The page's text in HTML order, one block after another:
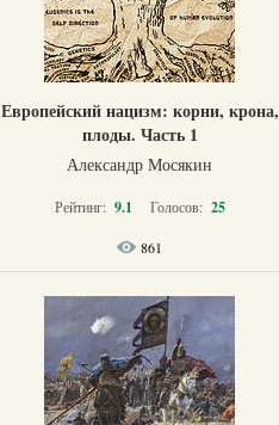
Европейский нацизм: корни, крона,
плоды. Часть 1
Александр Мосякин
Рейтинг: 9.1 Голосов: 25
861